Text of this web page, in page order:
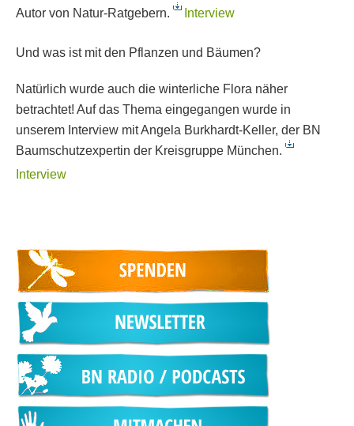
Autor von Natur-Ratgebern.
Interview
Und was ist mit den Pflanzen und Bäumen?
Natürlich wurde auch die winterliche Flora näher
betrachtet! Auf das Thema eingegangen wurde in
unserem Interview mit Angela Burkhardt-Keller, der BN
Baumschutzexpertin der Kreisgruppe München.
Interview